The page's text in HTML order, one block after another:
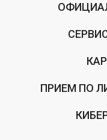
ПРИЕМ ПО